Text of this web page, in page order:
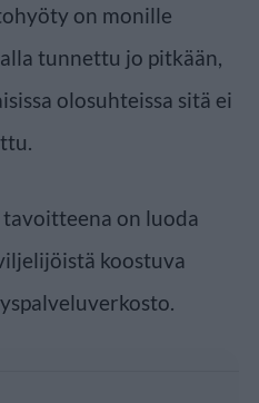
on monille
tunnettu jo pitkään,
olosuhteissa sitä ei
on luoda
koostuva